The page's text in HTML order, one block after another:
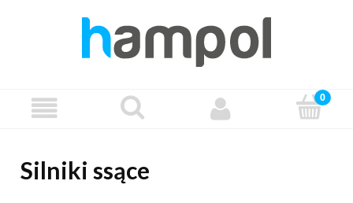
Silniki ssące